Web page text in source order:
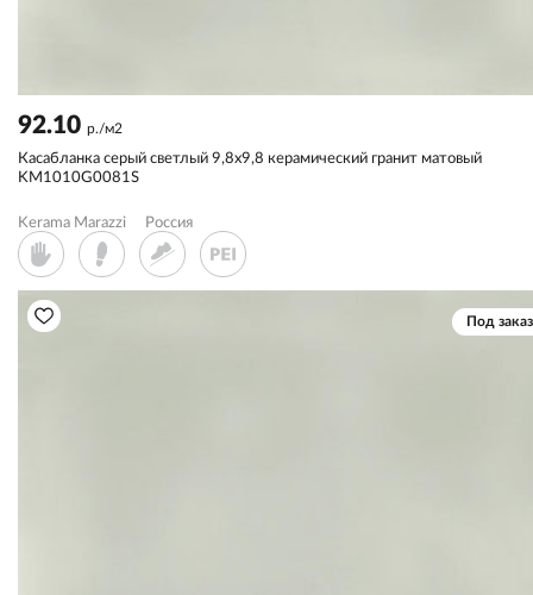
92.10 р./м2
Касабланка серый светлый 9,8х9,8 керамический гранит матовый
KM1010G0081S
Kerama Marazzi Россия
Под заказ